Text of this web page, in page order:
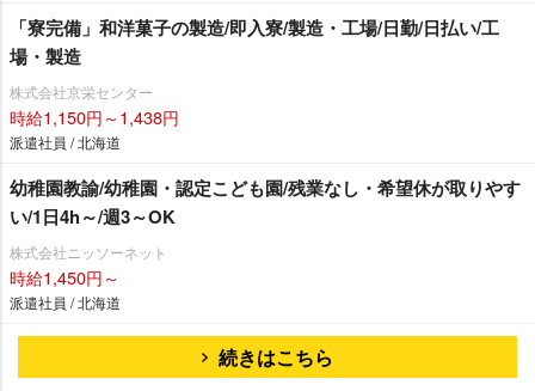
「寮完備」和洋菓子の製造/即入寮/製造・工場/日勤/日払い/工
場・製造
株式会社京栄センター
時給1,150円～1,438円
派遣社員 / 北海道
幼稚園教諭/幼稚園・認定こども園/残業なし・希望休が取りやす
い/1日4h～/週3～OK
株式会社ニッソーネット
時給1,450円～
派遣社員 / 北海道
続きはこちら